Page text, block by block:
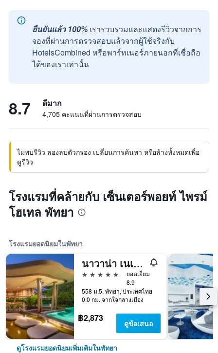
ยืนยันแล้ว 100% เรารวบรวมและแสดงรีวิวจากการ
จองที่ผ่านการตรวจสอบแล้วจากผู้ใช้จริงกับ
HotelsCombined หรือพาร์ทเนอร์ภายนอกที่เชื่อถือ
ได้ของเราเท่านั้น
8.7 ดีมาก
4,705 คะแนนที่ผ่านการตรวจสอบ
ไม่พบรีวิว ลองลบตัวกรอง เปลี่ยนการค้นหา หรือล้างทั้งหมดเพื่อ
ดูรีวิว
โรงแรมที่คล้ายกับ เซ็นเตอร์พอยท์ ไพรม์
โฮเทล พัทยา
โรงแรมยอดนิยมในพัทยา
นาวาน่า เนเจอร์ เอสเคป
5 ดาว
ยอดเยี่ยม
8.9
558 ม.5, พัทยา, ประเทศไทย
0.0 กม. จากใจกลางเมือง
฿2,873 ดูข้อเสนอ
ดูโรงแรมยอดนิยมเพิ่มเติมในพัทยา